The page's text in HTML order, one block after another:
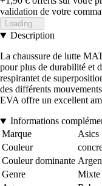
validation de votre
Loading...
Description
La chaussure de lutte
pour plus de durabilité et
respirantet de
des différents
EVA offre un excellent
Informations
Marque
Asics
Couleur
Couleur dominante
Genre
Mixte